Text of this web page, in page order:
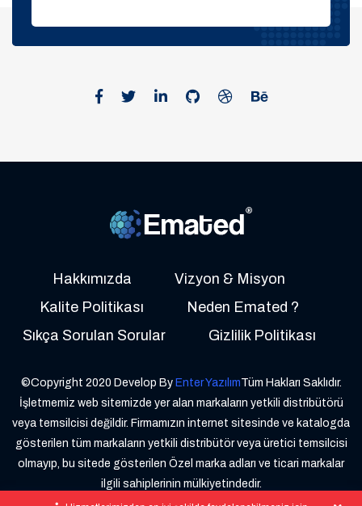
Hakkımızda
Vizyon & Misyon
Kalite Politikası
Neden Emated ?
Sıkça Sorulan Sorular
Gizlilik Politikası
©Copyright 2020 Develop By Enter YazılımTüm Hakları Saklıdır.
İşletmemiz web sitemizde yer alan markaların yetkili distribütörü
veya temsilcisi değildir. Firmamızın internet sitesinde ve katalogda
gösterilen tüm markaların yetkili distribütör veya üretici temsilcisi
olmayıp, bu sitede gösterilen Özel marka adları ve ticari markalar
ilgili sahiplerinin mülkiyetindedir.